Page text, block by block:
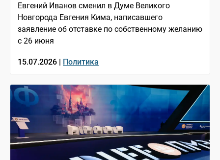
Евгений Иванов сменил в Думе Великого
Новгорода Евгения Кима, написавшего
заявление об отставке по собственному желанию
с 26 июня
15.07.2026 | Политика